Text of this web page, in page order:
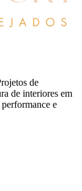
de
de interiores em
e